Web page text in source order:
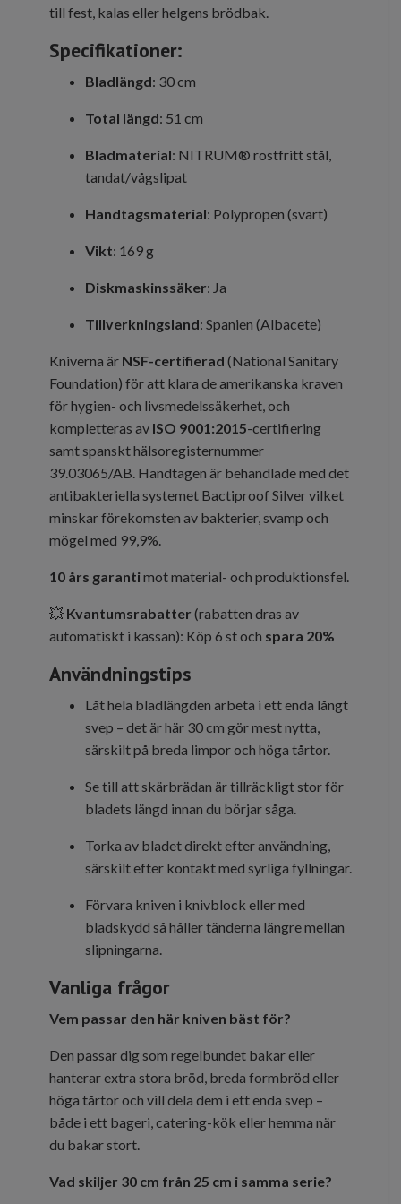
till fest, kalas eller helgens brödbak.
Specifikationer:
Bladlängd: 30 cm
Total längd: 51 cm
Bladmaterial: NITRUM® rostfritt stål,
tandat/vågslipat
Handtagsmaterial: Polypropen (svart)
Vikt: 169 g
Diskmaskinssäker: Ja
Tillverkningsland: Spanien (Albacete)
Kniverna är NSF-certifierad (National Sanitary
Foundation) för att klara de amerikanska kraven
för hygien- och livsmedelssäkerhet, och
kompletteras av ISO 9001:2015-certifiering
samt spanskt hälsoregisternummer
39.03065/AB. Handtagen är behandlade med det
antibakteriella systemet Bactiproof Silver vilket
minskar förekomsten av bakterier, svamp och
mögel med 99,9%.
10 års garantimot material- och produktionsfel.
💥 Kvantumsrabatter (rabatten dras av
automatiskt i kassan): Köp 6 st och spara 20%
Användningstips
Låt hela bladlängden arbeta i ett enda långt
svep – det är här 30 cm gör mest nytta,
särskilt på breda limpor och höga tårtor.
Se till att skärbrädan är tillräckligt stor för
bladets längd innan du börjar såga.
Torka av bladet direkt efter användning,
särskilt efter kontakt med syrliga fyllningar.
Förvara kniven i knivblock eller med
bladskydd så håller tänderna längre mellan
slipningarna.
Vanliga frågor
Vem passar den här kniven bäst för?
Den passar dig som regelbundet bakar eller
hanterar extra stora bröd, breda formbröd eller
höga tårtor och vill dela dem i ett enda svep –
både i ett bageri, catering-kök eller hemma när
du bakar stort.
Vad skiljer 30 cm från 25 cm i samma serie?